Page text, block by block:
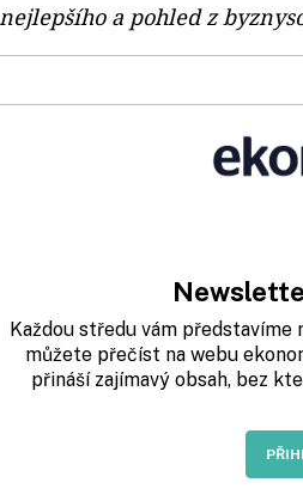
nejlepšího a pohled z
Každou středu vám
můžete přečíst na webu
přináší zajímavý obsah, bez